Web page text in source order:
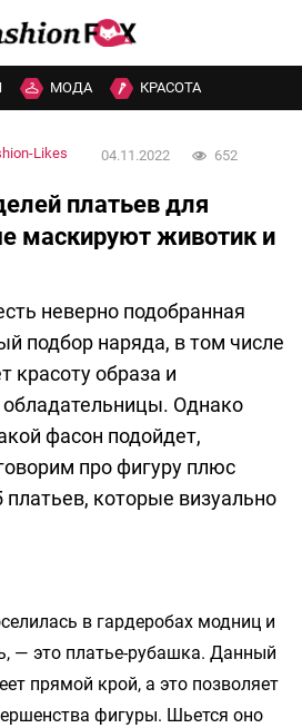
МОДА КРАСОТА
Likes 04.11.2022 652
платьев для
маскируют животик и
неверно подобранная
подбор наряда, в том числе
красоту образа и
обладательницы. Однако
фасон подойдет,
про фигуру плюс
которые визуально
в гардеробах модниц и
— это платье-рубашка. Данный
прямой крой, а это позволяет
фигуры. Шьется оно